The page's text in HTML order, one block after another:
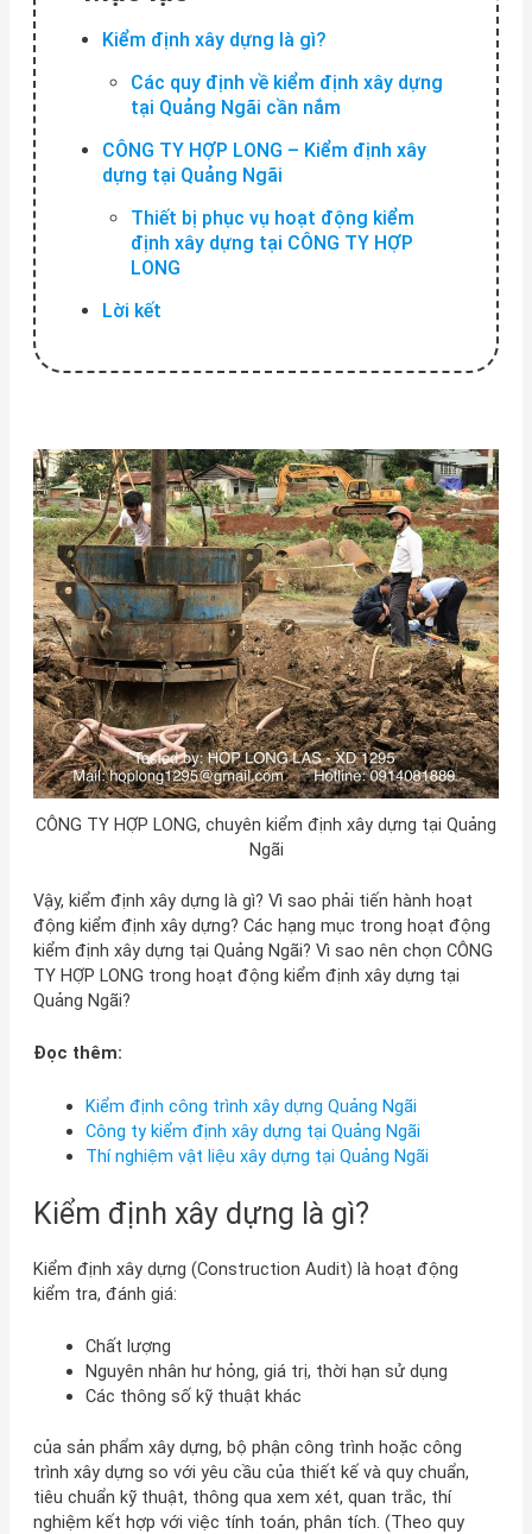
Kiểm định xây dựng là gì?
Các quy định về kiểm định xây dựng
tại Quảng Ngãi cần nắm
CÔNG TY HỢP LONG – Kiểm định xây
dựng tại Quảng Ngãi
Thiết bị phục vụ hoạt động kiểm
định xây dựng tại CÔNG TY HỢP
LONG
Lời kết
CÔNG TY HỢP LONG, chuyên kiểm định xây dựng tại Quảng
Ngãi
Vậy, kiểm định xây dựng là gì? Vì sao phải tiến hành hoạt
động kiểm định xây dựng? Các hạng mục trong hoạt động
kiểm định xây dựng tại Quảng Ngãi? Vì sao nên chọn CÔNG
TY HỢP LONG trong hoạt động kiểm định xây dựng tại
Quảng Ngãi?
Đọc thêm:
Kiểm định công trình xây dựng Quảng Ngãi
Công ty kiểm định xây dựng tại Quảng Ngãi
Thí nghiệm vật liệu xây dựng tại Quảng Ngãi
Kiểm định xây dựng là gì?
Kiểm định xây dựng (Construction Audit) là hoạt động
kiểm tra, đánh giá:
Chất lượng
Nguyên nhân hư hỏng, giá trị, thời hạn sử dụng
Các thông số kỹ thuật khác
của sản phẩm xây dựng, bộ phận công trình hoặc công
trình xây dựng so với yêu cầu của thiết kế và quy chuẩn,
tiêu chuẩn kỹ thuật, thông qua xem xét, quan trắc, thí
nghiệm kết hợp với việc tính toán, phân tích. (Theo quy